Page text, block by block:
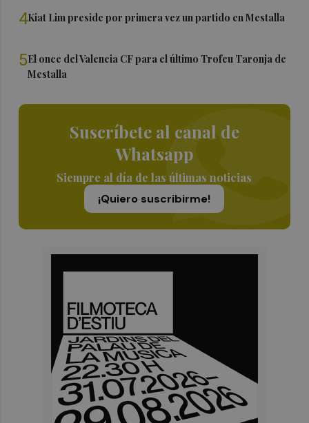
4Kiat Lim preside por primera vez un partido en Mestalla
5El once del Valencia CF para el último Trofeu Taronja de
Mestalla
Suscríbete al canal de
Whatsapp
Siempre al día de las últimas noticias
¡Quiero suscribirme!